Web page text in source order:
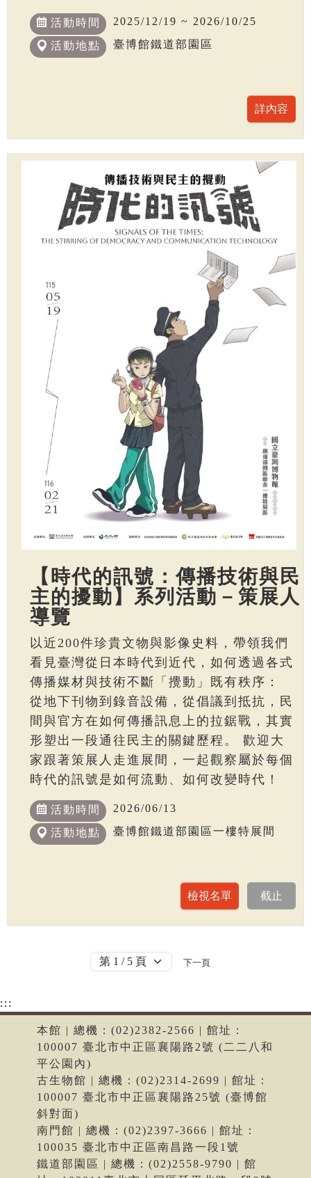
活動時間 2025/12/19 ~ 2026/10/25
活動地點 臺博館鐵道部園區
【時代的訊號：傳播技術與民
主的擾動】系列活動－策展人
導覽
以近200件珍貴文物與影像史料，帶領我們
看見臺灣從日本時代到近代，如何透過各式
傳播媒材與技術不斷「攪動」既有秩序：
從地下刊物到錄音設備，從倡議到抵抗，民
間與官方在如何傳播訊息上的拉鋸戰，其實
形塑出一段通往民主的關鍵歷程。 歡迎大
家跟著策展人走進展間，一起觀察屬於每個
時代的訊號是如何流動、如何改變時代！
活動時間 2026/06/13
活動地點 臺博館鐵道部園區一樓特展間
下一頁
:::
本館 | 總機：(02)2382-2566 | 館址：
100007 臺北市中正區襄陽路2號 (二二八和
平公園內)
古生物館 | 總機：(02)2314-2699 | 館址：
100007 臺北市中正區襄陽路25號 (臺博館
斜對面)
南門館 | 總機：(02)2397-3666 | 館址：
100035 臺北市中正區南昌路一段1號
鐵道部園區 | 總機：(02)2558-9790 | 館